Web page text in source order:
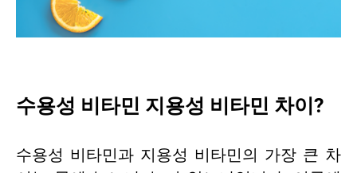
수용성 비타민 지용성 비타민 차이?
수용성 비타민과 지용성 비타민의 가장 큰 차